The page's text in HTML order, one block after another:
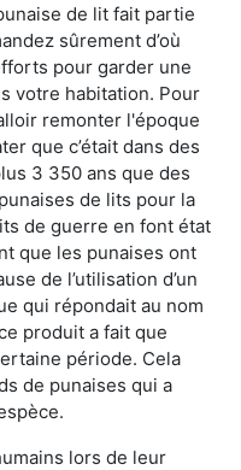
de lit fait partie
sûrement d’où
pour garder une
votre habitation. Pour
remonter l'époque
que c’était dans des
3 350 ans que des
de lits pour la
de guerre en font état
que les punaises ont
de l’utilisation d’un
qui répondait au nom
produit a fait que
période. Cela
de punaises qui a
lors de leur